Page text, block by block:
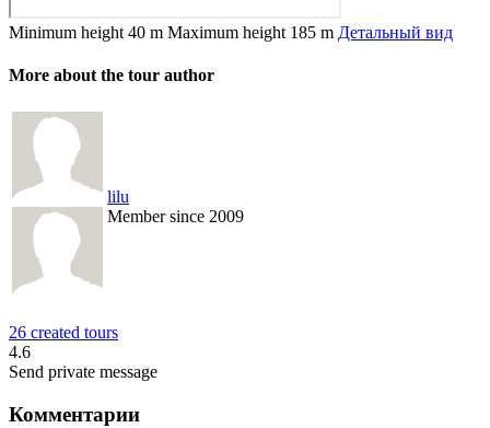
Minimum height 40 m Maximum height 185 m Детальный вид
More about the tour author
lilu
Member since 2009
26 created tours
4.6
Send private message
Комментарии